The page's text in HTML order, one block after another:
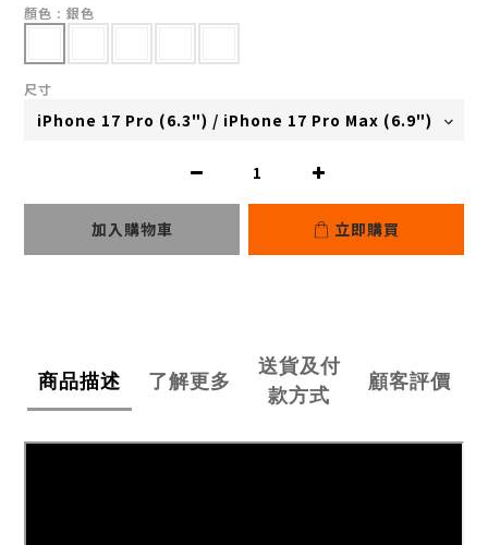
顏色 : 銀色
尺寸
加入購物車 立即購買
商品描述 了解更多
送貨及付
款方式
顧客評價